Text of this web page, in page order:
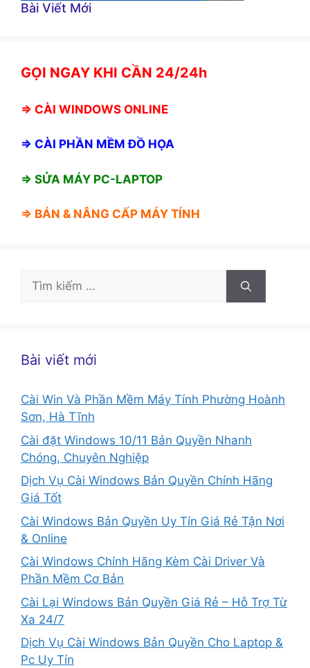
Bài Viết Mới
GỌI NGAY KHI CẦN 24/24h
⇒ CÀI WINDOWS ONLINE
⇒ CÀI PHẦN MỀM ĐỒ HỌA
⇒ SỬA MÁY PC-LAPTOP
⇒ BÁN & NÂNG CẤP MÁY TÍNH
Tìm
Bài viết mới
Cài Win Và Phần Mềm Máy Tính Phường Hoành
Sơn, Hà Tĩnh
Cài đặt Windows 10/11 Bản Quyền Nhanh
Chóng, Chuyên Nghiệp
Dịch Vụ Cài Windows Bản Quyền Chính Hãng
Giá Tốt
Cài Windows Bản Quyền Uy Tín Giá Rẻ Tận Nơi
& Online
Cài Windows Chính Hãng Kèm Cài Driver Và
Phần Mềm Cơ Bản
Cài Lại Windows Bản Quyền Giá Rẻ – Hỗ Trợ Từ
Xa 24/7
Dịch Vụ Cài Windows Bản Quyền Cho Laptop &
Pc Uy Tín